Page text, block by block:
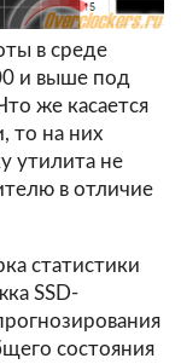
в среде
и выше под
же касается
то на них
утилита не
в отличие
статистики
SSD-
состояния